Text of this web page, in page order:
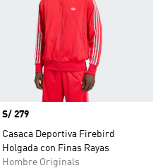
Precio
S/ 279
Casaca Deportiva Firebird
Holgada con Finas Rayas
Hombre Originals